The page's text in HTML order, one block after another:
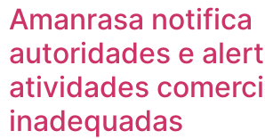
Amanrasa notifica
autoridades e
atividades
inadequadas